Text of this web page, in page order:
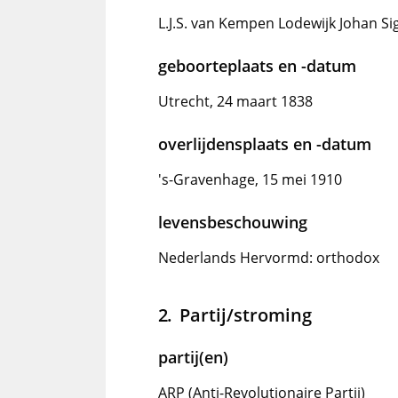
L.J.S. van Kempen Lodewijk Johan
geboorteplaats en -datum
Utrecht, 24 maart 1838
overlijdensplaats en -datum
's-Gravenhage, 15 mei 1910
levensbeschouwing
Nederlands Hervormd: orthodox
Partij/stroming
partij(en)
ARP (Anti-Revolutionaire Partij)